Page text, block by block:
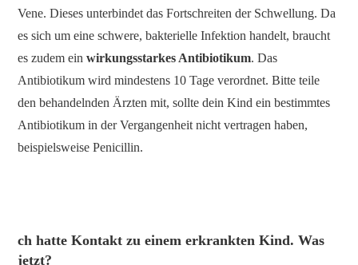
Vene. Dieses unterbindet das Fortschreiten der Schwellung. Da
es sich um eine schwere, bakterielle Infektion handelt, braucht
es zudem einwirkungsstarkes Antibiotikum. Das
Antibiotikum wird mindestens 10 Tage verordnet. Bitte teile
den behandelnden Ärzten mit, sollte dein Kind ein bestimmtes
Antibiotikum in der Vergangenheit nicht vertragen haben,
beispielsweise Penicillin.
ch hatte Kontakt zu einem erkrankten Kind. Was
jetzt?